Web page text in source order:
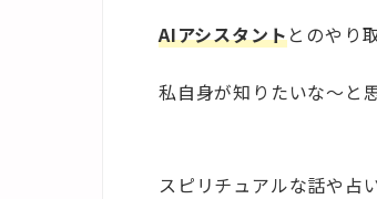
AIアシスタントとのやり
私自身が知りたいな～と
スピリチュアルな話や占